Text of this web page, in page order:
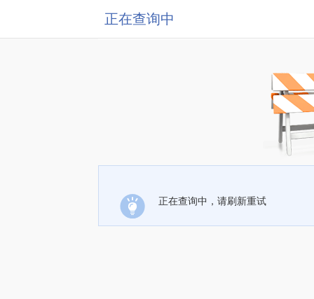
正在查询中
正在查询中，请刷新重试